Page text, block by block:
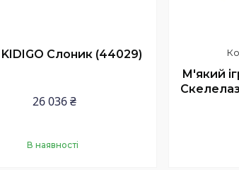
KIDIGO Слоник (44029)
26 036 ₴
В наявності
М'який